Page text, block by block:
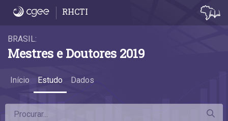
1.7 Títulos e qualidade dos programas -
RHCTI
BRASIL:
Mestres e Doutores 2019
Início Estudo Dados